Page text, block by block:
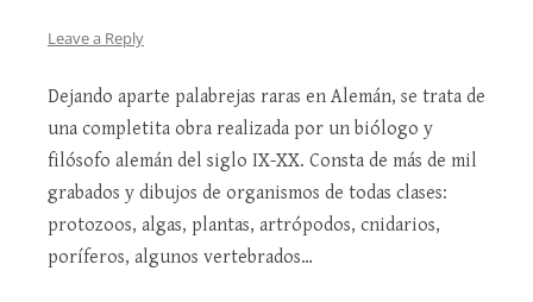
Leave a Reply
Dejando aparte palabrejas raras en Alemán, se trata de
una completita obra realizada por un biólogo y
filósofo alemán del siglo IX-XX. Consta de más de mil
grabados y dibujos de organismos de todas clases:
protozoos, algas, plantas, artrópodos, cnidarios,
poríferos, algunos vertebrados…